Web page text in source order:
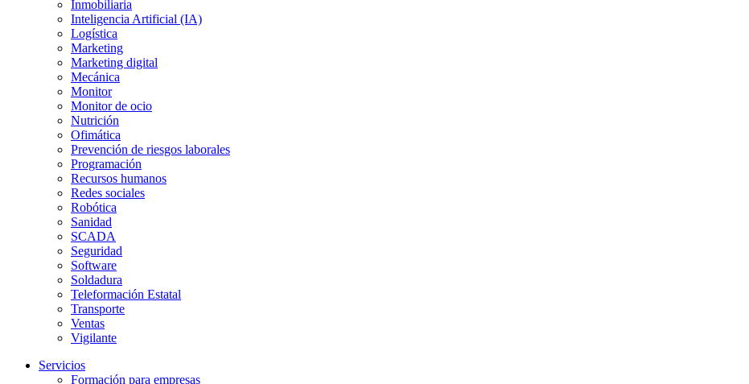
Inmobiliaria
Inteligencia Artificial (IA)
Logística
Marketing
Marketing digital
Mecánica
Monitor
Monitor de ocio
Nutrición
Ofimática
Prevención de riesgos laborales
Programación
Recursos humanos
Redes sociales
Robótica
Sanidad
SCADA
Seguridad
Software
Soldadura
Teleformación Estatal
Transporte
Ventas
Vigilante
Servicios
Formación para empresas